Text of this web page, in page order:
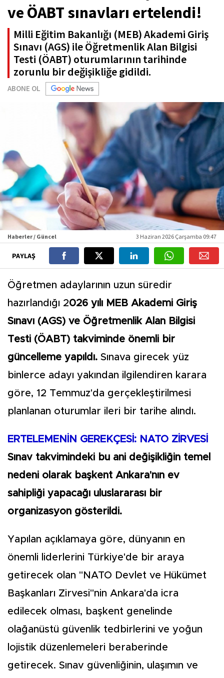
ve ÖABT sınavları ertelendi!
Milli Eğitim Bakanlığı (MEB) Akademi Giriş
Sınavı (AGS) ile Öğretmenlik Alan Bilgisi
Testi (ÖABT) oturumlarının tarihinde
zorunlu bir değişikliğe gidildi.
ABONE OL
Haberler / Güncel 3 Haziran 2026 Çarşamba 09:47
PAYLAŞ
Öğretmen adaylarının uzun süredir
hazırlandığı 2026 yılı MEB Akademi Giriş
Sınavı (AGS) ve Öğretmenlik Alan Bilgisi
Testi (ÖABT) takviminde önemli bir
güncelleme yapıldı. Sınava girecek yüz
binlerce adayı yakından ilgilendiren karara
göre, 12 Temmuz'da gerçekleştirilmesi
planlanan oturumlar ileri bir tarihe alındı.
ERTELEMENİN GEREKÇESİ: NATO ZİRVESİ
Sınav takvimindeki bu ani değişikliğin temel
nedeni olarak başkent Ankara'nın ev
sahipliği yapacağı uluslararası bir
organizasyon gösterildi.
Yapılan açıklamaya göre, dünyanın en
önemli liderlerini Türkiye'de bir araya
getirecek olan "NATO Devlet ve Hükümet
Başkanları Zirvesi"nin Ankara'da icra
edilecek olması, başkent genelinde
olağanüstü güvenlik tedbirlerini ve yoğun
lojistik düzenlemeleri beraberinde
getirecek. Sınav güvenliğinin, ulaşımın ve